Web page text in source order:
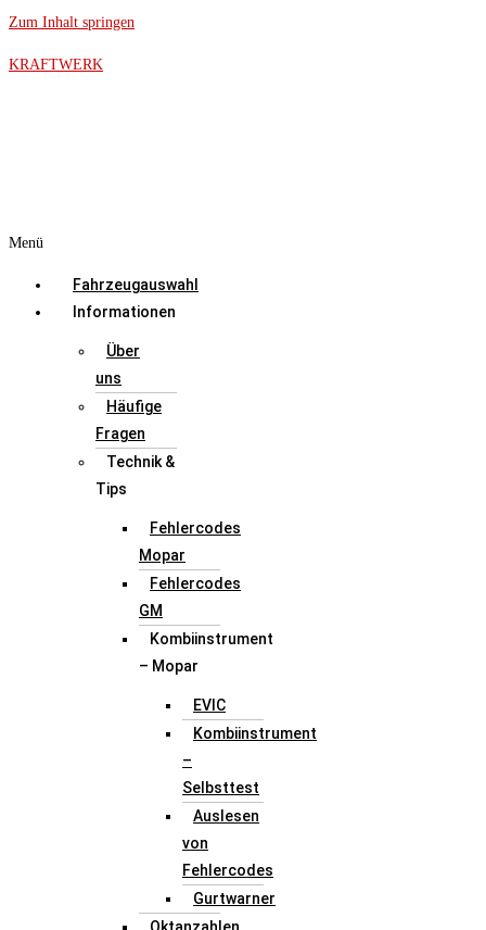
Zum Inhalt springen
KRAFTWERK
Menü
Fahrzeugauswahl
Informationen
Über
uns
Häufige
Fragen
Technik &
Tips
Fehlercodes
Mopar
Fehlercodes
GM
Kombiinstrument
– Mopar
EVIC
Kombiinstrument
–
Selbsttest
Auslesen
von
Fehlercodes
Gurtwarner